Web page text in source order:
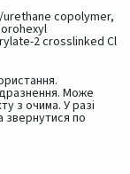
copolymer,
2 crosslinked Cl
Може
з очима. У разі
звернутися по